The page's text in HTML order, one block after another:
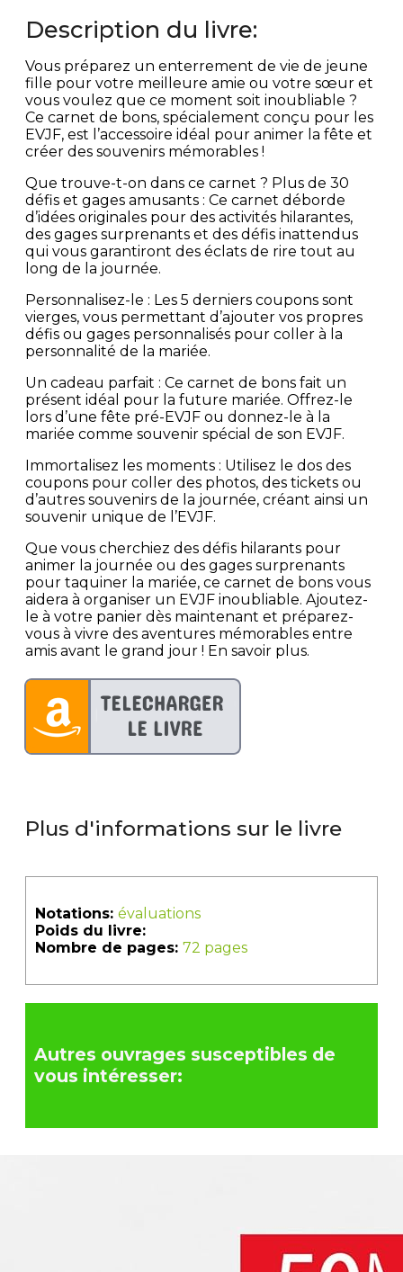
Description du livre:
Vous préparez un enterrement de vie de jeune
fille pour votre meilleure amie ou votre sœur et
vous voulez que ce moment soit inoubliable ?
Ce carnet de bons, spécialement conçu pour les
EVJF, est l’accessoire idéal pour animer la fête et
créer des souvenirs mémorables !
Que trouve-t-on dans ce carnet ? Plus de 30
défis et gages amusants : Ce carnet déborde
d’idées originales pour des activités hilarantes,
des gages surprenants et des défis inattendus
qui vous garantiront des éclats de rire tout au
long de la journée.
Personnalisez-le : Les 5 derniers coupons sont
vierges, vous permettant d’ajouter vos propres
défis ou gages personnalisés pour coller à la
personnalité de la mariée.
Un cadeau parfait : Ce carnet de bons fait un
présent idéal pour la future mariée. Offrez-le
lors d’une fête pré-EVJF ou donnez-le à la
mariée comme souvenir spécial de son EVJF.
Immortalisez les moments : Utilisez le dos des
coupons pour coller des photos, des tickets ou
d’autres souvenirs de la journée, créant ainsi un
souvenir unique de l’EVJF.
Que vous cherchiez des défis hilarants pour
animer la journée ou des gages surprenants
pour taquiner la mariée, ce carnet de bons vous
aidera à organiser un EVJF inoubliable. Ajoutez-
le à votre panier dès maintenant et préparez-
vous à vivre des aventures mémorables entre
amis avant le grand jour ! En savoir plus.
Plus d'informations sur le livre
Notations: évaluations
Poids du livre:
Nombre de pages: 72 pages
Autres ouvrages susceptibles de
vous intéresser: